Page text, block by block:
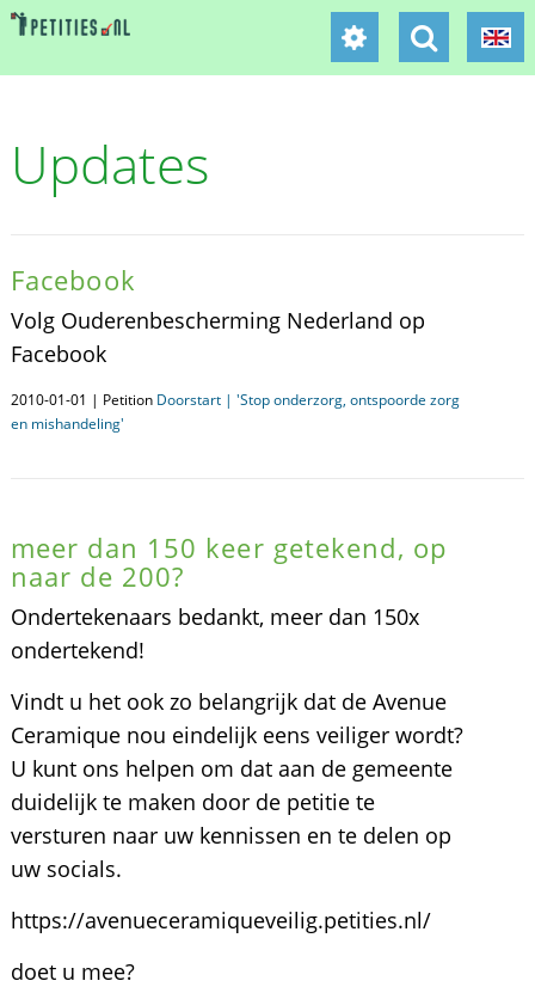
Updates
Facebook
Volg Ouderenbescherming Nederland op
Facebook
2010-01-01 | Petition Doorstart | 'Stop onderzorg, ontspoorde zorg
en mishandeling'
meer dan 150 keer getekend, op
naar de 200?
Ondertekenaars bedankt, meer dan 150x
ondertekend!
Vindt u het ook zo belangrijk dat de Avenue
Ceramique nou eindelijk eens veiliger wordt?
U kunt ons helpen om dat aan de gemeente
duidelijk te maken door de petitie te
versturen naar uw kennissen en te delen op
uw socials.
https://avenueceramiqueveilig.petities.nl/
doet u mee?